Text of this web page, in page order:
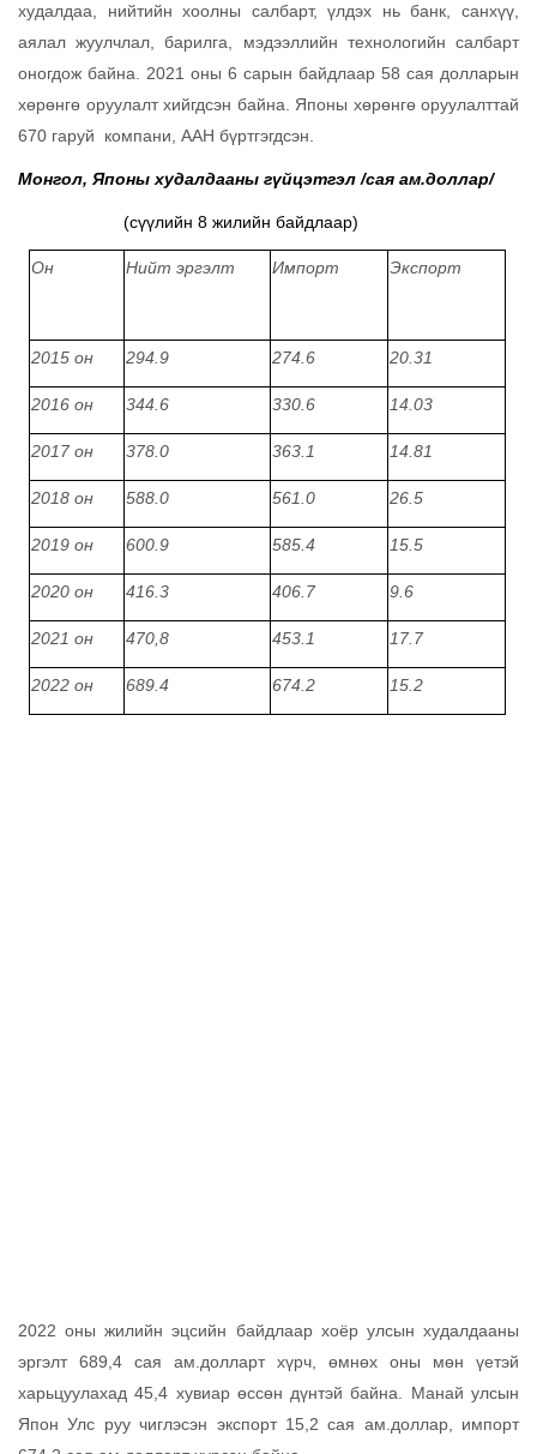
худалдаа, нийтийн хоолны салбарт, үлдэх нь банк, санхүү,
аялал жуулчлал, барилга, мэдээллийн технологийн салбарт
оногдож байна. 2021 оны 6 сарын байдлаар 58 сая долларын
хөрөнгө оруулалт хийгдсэн байна. Японы хөрөнгө оруулалттай
670 гаруй компани, ААН бүртгэгдсэн.
Монгол, Японы худалдааны гүйцэтгэл /сая ам.доллар/
(сүүлийн 8 жилийн байдлаар)
Он Нийт эргэлт Импорт Экспорт
2015 он 294.9 274.6 20.31
2016 он 344.6 330.6 14.03
2017 он 378.0 363.1 14.81
2018 он 588.0 561.0 26.5
2019 он 600.9 585.4 15.5
2020 он 416.3 406.7 9.6
2021 он 470,8 453.1 17.7
2022 он 689.4 674.2 15.2
2022 оны жилийн эцсийн байдлаар хоёр улсын худалдааны
эргэлт 689,4 сая ам.долларт хүрч, өмнөх оны мөн үетэй
харьцуулахад 45,4 хувиар өссөн дүнтэй байна. Манай улсын
Япон Улс руу чиглэсэн экспорт 15,2 сая ам.доллар, импорт